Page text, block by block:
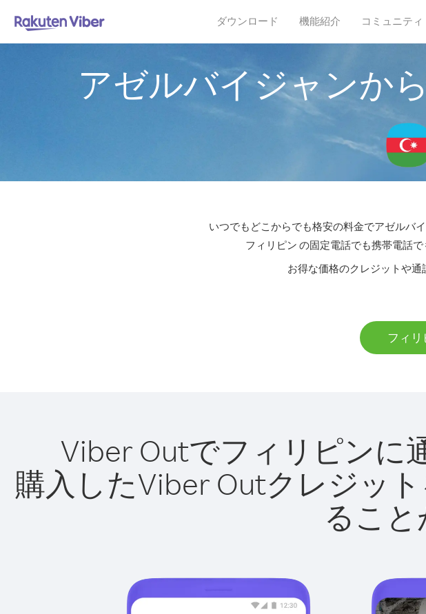
ダウンロード 機能紹介 コミュニティ
アゼルバイジャンか
いつでもどこからでも格安の料金でアゼルバ
フィリピン の固定電話でも携帯電話
お得な価格のクレジットや通
フィ
Viber Outでフィリピンに
購入したViber Outクレジッ
ること